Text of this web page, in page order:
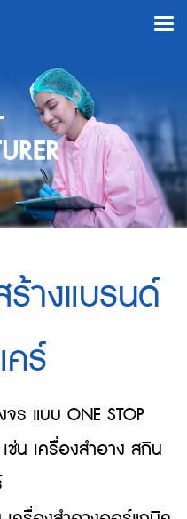
างแบรนด์
ร์
ร แบบ ONE STOP
ช่น เครื่องสำอาง สกิน